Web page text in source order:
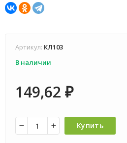
Артикул: КЛ103
В наличии
149,62 ₽
Купить